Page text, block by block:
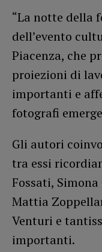
“La notte della
dell’evento
Piacenza, che
proiezioni di
importanti e
fotografi
Gli autori
tra essi
Fossati,
Mattia
Venturi e
importanti.